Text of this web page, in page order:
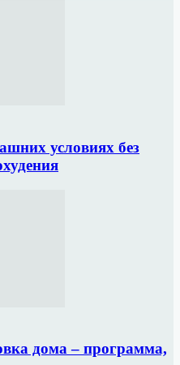
условиях без
дома – программа,